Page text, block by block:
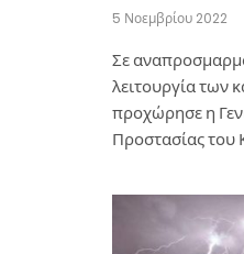
5 Νοεμβρίου 2022
Σε
λειτουργία των
προχώρησε η
Προστασίας του